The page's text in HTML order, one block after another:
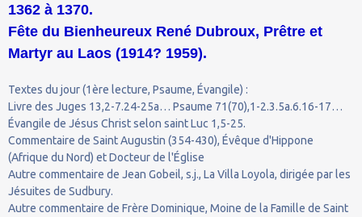
1362 à 1370.
Fête du Bienheureux René Dubroux, Prêtre et
Martyr au Laos (1914? 1959).
Textes du jour (1ère lecture, Psaume, Évangile) :
Livre des Juges 13,2-7.24-25a… Psaume 71(70),1-2.3.5a.6.16-17…
Évangile de Jésus Christ selon saint Luc 1,5-25.
Commentaire de Saint Augustin (354-430), Évêque d'Hippone
(Afrique du Nord) et Docteur de l'Église
Autre commentaire de Jean Gobeil, s.j., La Villa Loyola, dirigée par les
Jésuites de Sudbury.
Autre commentaire de Frère Dominique, Moine de la Famille de Saint